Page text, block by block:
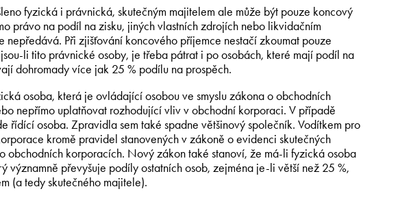
fyzická i právnická, skutečným majitelem ale může být pouze koncový
právo na podíl na zisku, jiných vlastních zdrojích nebo likvidačním
Při zjišťování koncového příjemce nestačí zkoumat pouze
li tito právnické osoby, je třeba pátrat i po osobách, které mají podíl na
dohromady více jak 25 % podílu na prospěch.
osoba, která je ovládající osobou ve smyslu zákona o obchodních
nepřímo uplatňovat rozhodující vliv v obchodní korporaci. V případě
řídící osoba. Zpravidla sem také spadne většinový společník. Vodítkem pro
kromě pravidel stanovených v zákoně o evidenci skutečných
obchodních korporacích. Nový zákon také stanoví, že má-li fyzická osoba
významně převyšuje podíly ostatních osob, zejména je-li větší než 25 %,
(a tedy skutečného majitele).